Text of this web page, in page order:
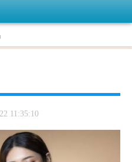
11:35:10